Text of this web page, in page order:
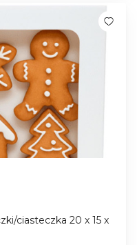
ciasteczka 20 x 15 x